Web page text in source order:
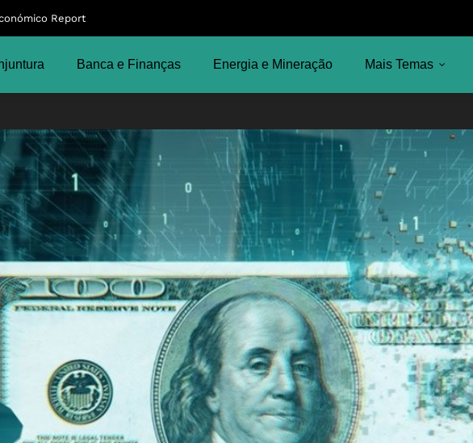
Report
Banca e Finanças Energia e Mineração Mais Temas